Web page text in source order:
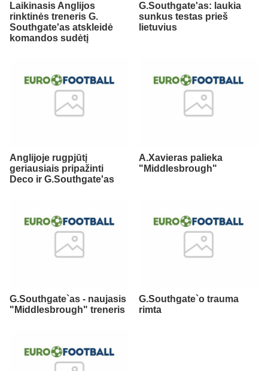
Laikinasis Anglijos
rinktinės treneris G.
Southgate'as atskleidė
komandos sudėtį
G.Southgate'as: laukia
sunkus testas prieš
lietuvius
Anglijoje rugpjūtį
geriausiais pripažinti
Deco ir G.Southgate'as
A.Xavieras palieka
"Middlesbrough"
G.Southgate`as - naujasis
"Middlesbrough" treneris
G.Southgate`o trauma
rimta